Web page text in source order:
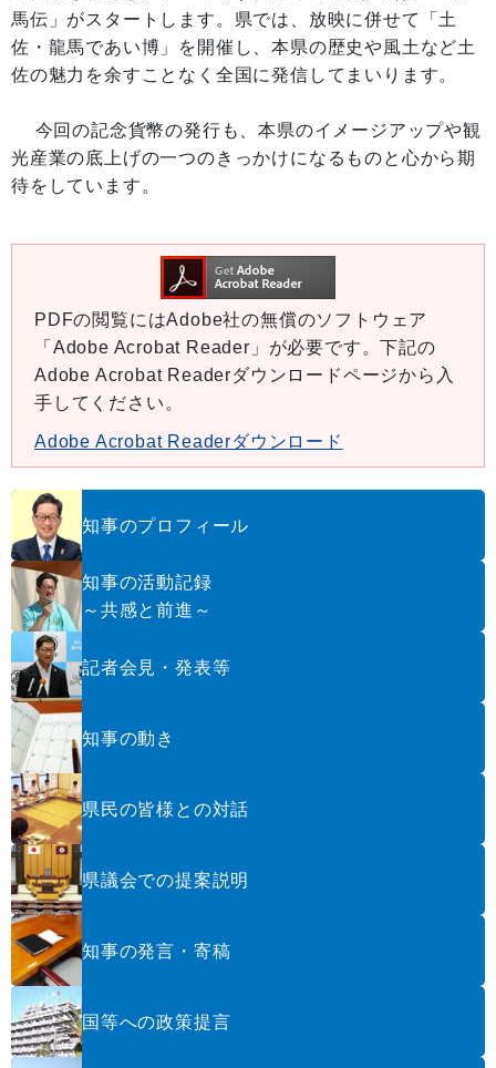
馬伝」がスタートします。県では、放映に併せて「土
佐・龍馬であい博」を開催し、本県の歴史や風土など土
佐の魅力を余すことなく全国に発信してまいります。
今回の記念貨幣の発行も、本県のイメージアップや観
光産業の底上げの一つのきっかけになるものと心から期
待をしています。
PDFの閲覧にはAdobe社の無償のソフトウェア
「Adobe Acrobat Reader」が必要です。下記の
Adobe Acrobat Readerダウンロードページから入
手してください。
Adobe Acrobat Readerダウンロード
知事のプロフィール
知事の活動記録
～共感と前進～
記者会見・発表等
知事の動き
県民の皆様との対話
県議会での提案説明
知事の発言・寄稿
国等への政策提言